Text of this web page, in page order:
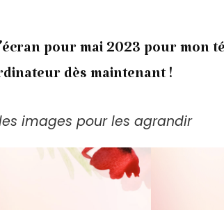
pour mai 2023 pour mon
dès maintenant !
images pour les agrandir